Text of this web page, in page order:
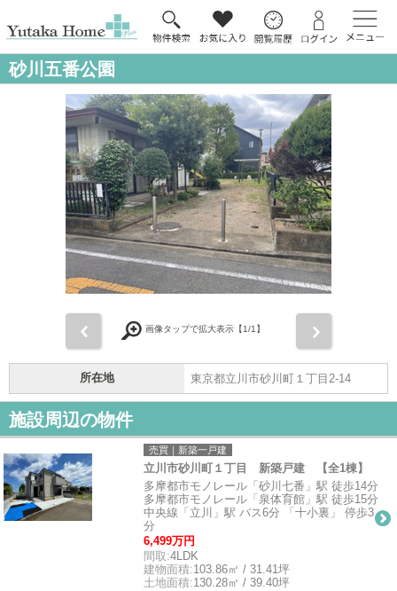
砂川五番公園
画像タップで拡大表示【1/1】
所在地 東京都立川市砂川町１丁目2-14
施設周辺の物件
売買｜新築一戸建
立川市砂川町１丁目 新築戸建 【全1棟】
多摩都市モノレール「砂川七番」駅 徒歩14分
多摩都市モノレール「泉体育館」駅 徒歩15分
中央線「立川」駅 バス6分 「十小裏」 停歩3
分
6,499万円
間取:4LDK
建物面積:103.86㎡ / 31.41坪
土地面積:130.28㎡ / 39.40坪